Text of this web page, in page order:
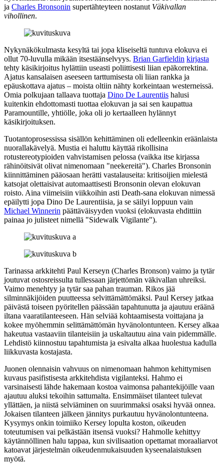
ja Charles Bronsonin supertähteyteen nostanut Väkivallan
vihollinen.
Nykynäkökulmasta kesyltä tai jopa kliseiseltä tuntuva elokuva ei
ollut 70‑luvulla mikään itsestäänselvyys. Brian Garfieldin kirjasta
tehty käsikirjoitus hylättiin useasti poliittisesti liian epäkorrektina.
Ajatus kansalaisen aseeseen tarttumisesta oli liian rankka ja
epäuskottava ajatus – moista oltiin nähty korkeintaan westerneissä.
Omia polkujaan tallaava tuottaja Dino De Laurentiis halusi
kuitenkin ehdottomasti tuottaa elokuvan ja sai sen kaupattua
Paramountille, yhtiölle, joka oli jo kertaalleen hylännyt
käsikirjoituksen.
Tuotantoprosessissa sisällön kehittäminen oli edelleenkin eräänlaista
nuorallakävelyä. Mustia ei haluttu käyttää rikollisina
rotustereotypioiden vahvistamisen pelossa (vaikka itse kirjassa
rähinöitsivät olivat nimenomaan "neekereitä"). Charles Bronsonin
kiinnittäminen pääosaan herätti vastalauseita: kritisoijien mielestä
katsojat olettaisivat automaattisesti Bronsonin olevan elokuvan
roisto. Aina viimeisiin viikkoihin asti Death-sana elokuvan nimessä
epäilytti jopa Dino De Laurentiisia, ja se säilyi loppuun vain
Michael Winnerin päättäväisyyden vuoksi (elokuvasta ehdittiin
painaa jo julisteet nimellä "Sidewalk Vigilante").
Tarinassa arkkitehti Paul Kerseyn (Charles Bronson) vaimo ja tytär
joutuvat ostosreissulta tullessaan järjettömän väkivallan uhreiksi.
Vaimo menehtyy ja tytär saa pahan trauman. Rikos jää
silminnäkijöiden puutteessa selvittämättömäksi. Paul Kersey jatkaa
päivästä toiseen pyöritellen päässään tapahtunutta ja ajautuu eräänä
iltana vaaratilanteeseen. Hän selviää kohtaamisesta voittajana ja
kokee myöhemmin selittämättömän hyvänolontunteen. Kersey alkaa
hakeutua vastaaviin tilanteisiin ja uskaltautuu aina vain pidemmälle.
Lehdistö kiinnostuu tapahtumista ja esivalta alkaa huolestua kadulla
liikkuvasta kostajasta.
Juonen olennaisin vahvuus on nimenomaan hahmon kehittymisen
kuvaus pasifistisesta arkkitehdista vigilanteksi. Hahmo ei
varsinaisesti lähde hakemaan kostoa vaimonsa pahantekijöille vaan
ajautuu aluksi tekoihin sattumalta. Ensimmäiset tilanteet tulevat
yllättäen, ja niistä selviäminen on suurimmaksi osaksi hyvää onnea.
Jokaisen tilanteen jälkeen jännitys purkautuu hyvänolontunteena.
Kysymys onkin toimiiko Kersey lopulta koston, oikeuden
toteutumisen vai pelkästään itsensä vuoksi? Hahmolle kehittyy
käytännöllinen halu tappaa, kun sivilisaation opettamat moraaliarvot
katoavat järjestelmän oikeudenmukaisuuden kyseenalaistuksen
myötä.